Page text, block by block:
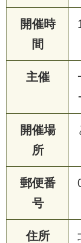
開催時
間
主催
開催場
所
郵便番
号
住所